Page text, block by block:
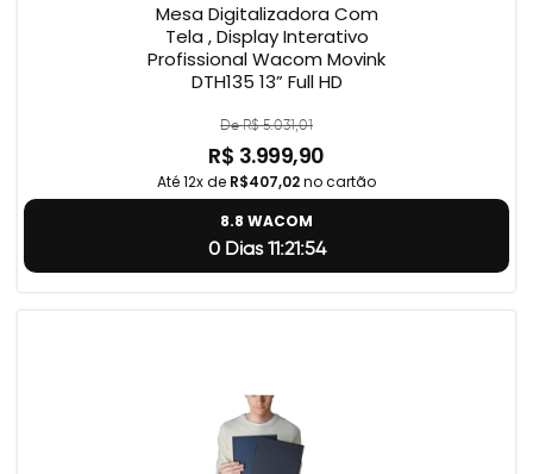
Mesa Digitalizadora Com
Tela , Display Interativo
Profissional Wacom Movink
DTH135 13” Full HD
De R$ 5.031,01
R$ 3.999,90
Até 12x de R$407,02no cartão
8.8 WACOM
0 Dias 11:21:54